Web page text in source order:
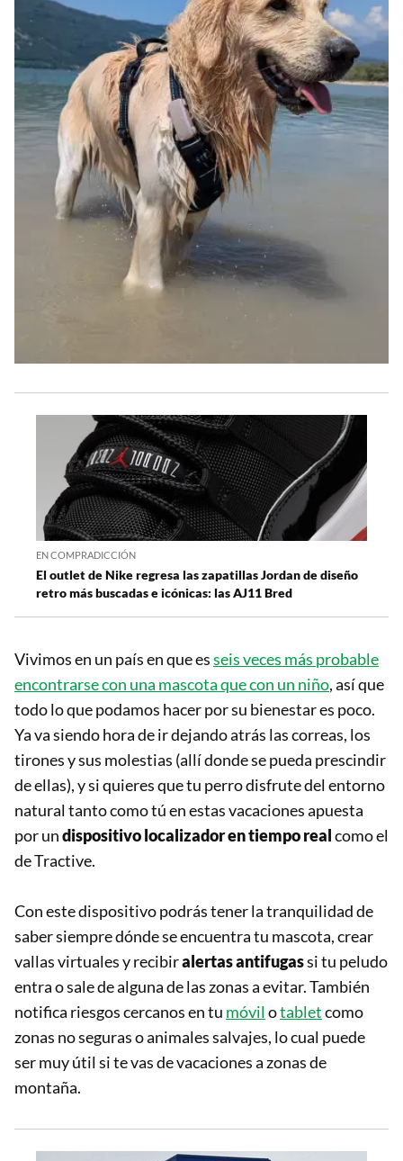
EN COMPRADICCIÓN
El outlet de Nike regresa las zapatillas Jordan de diseño
retro más buscadas e icónicas: las AJ11 Bred
Vivimos en un país en que esseis veces más probable
encontrarse con una mascota que con un niño, así que
todo lo que podamos hacer por su bienestar es poco.
Ya va siendo hora de ir dejando atrás las correas, los
tirones y sus molestias (allí donde se pueda prescindir
de ellas), y si quieres que tu perro disfrute del entorno
natural tanto como tú en estas vacaciones apuesta
por undispositivo localizador en tiempo realcomo el
de Tractive.
Con este dispositivo podrás tener la tranquilidad de
saber siempre dónde se encuentra tu mascota, crear
vallas virtuales y recibiralertas antifugassi tu peludo
entra o sale de alguna de las zonas a evitar. También
notifica riesgos cercanos en tu móvilotabletcomo
zonas no seguras o animales salvajes, lo cual puede
ser muy útil si te vas de vacaciones a zonas de
montaña.